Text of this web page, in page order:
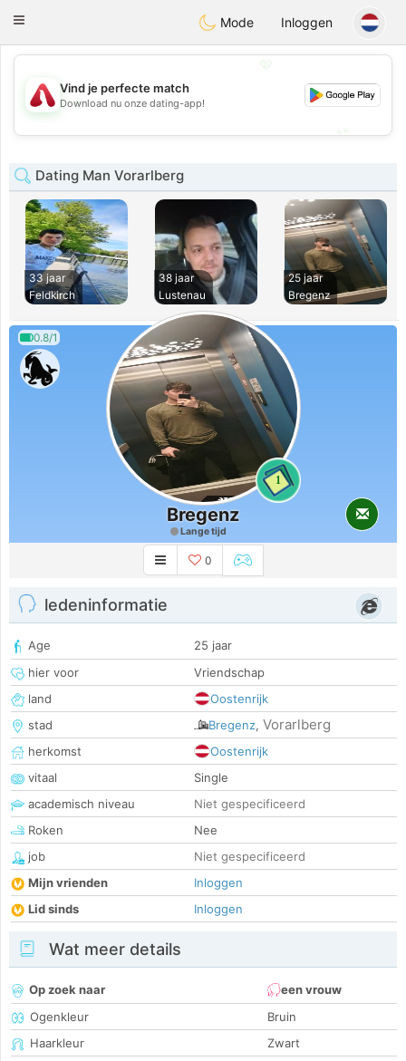
ÖsterreichChat
Toggle
Mode Inloggen
💖
💕
Vind je perfecte match
Download nu onze dating-app!
Dating Man Vorarlberg
33 jaar
Feldkirch
38 jaar
Lustenau
25 jaar
Bregenz
0.8/1
1
Bregenz
Lange tijd
0
ledeninformatie
Age
25 jaar
hier voor
Vriendschap
land
Oostenrijk
stad
Bregenz, Vorarlberg
herkomst
Oostenrijk
vitaal
Single
academisch niveau
Niet gespecificeerd
Roken
Nee
job
Niet gespecificeerd
Mijn vrienden
Inloggen
Lid sinds
Inloggen
Wat meer details
Op zoek naar
een vrouw
Ogenkleur
Bruin
Haarkleur
Zwart